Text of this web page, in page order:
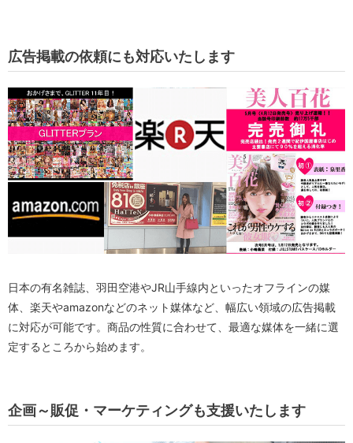
広告掲載の依頼にも対応いたします
日本の有名雑誌、羽田空港やJR山手線内といったオフラインの媒
体、楽天やamazonなどのネット媒体など、幅広い領域の広告掲載
に対応が可能です。商品の性質に合わせて、最適な媒体を一緒に選
定するところから始めます。
企画～販促・マーケティングも支援いたします